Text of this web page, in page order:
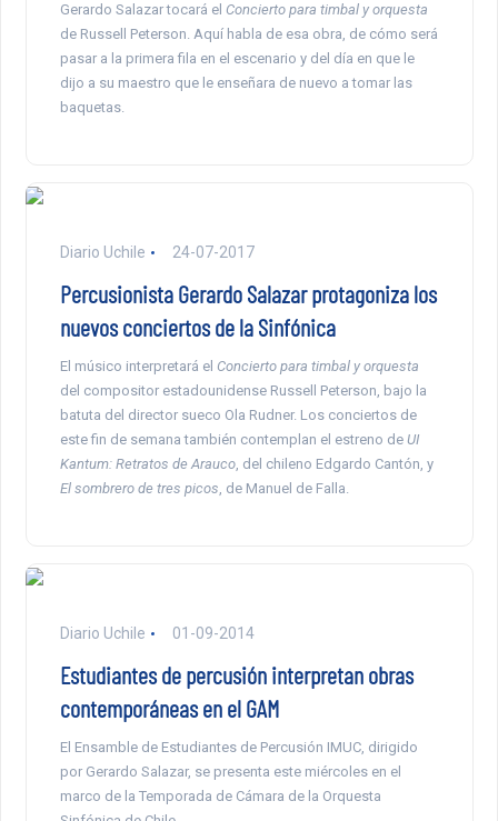
Gerardo Salazar tocará el Concierto para timbal y orquesta
de Russell Peterson. Aquí habla de esa obra, de cómo será
pasar a la primera fila en el escenario y del día en que le
dijo a su maestro que le enseñara de nuevo a tomar las
baquetas.
Diario Uchile 24-07-2017
Percusionista Gerardo Salazar protagoniza los
nuevos conciertos de la Sinfónica
El músico interpretará el Concierto para timbal y orquesta
del compositor estadounidense Russell Peterson, bajo la
batuta del director sueco Ola Rudner. Los conciertos de
este fin de semana también contemplan el estreno de UI
Kantum: Retratos de Arauco, del chileno Edgardo Cantón, y
El sombrero de tres picos, de Manuel de Falla.
Diario Uchile 01-09-2014
Estudiantes de percusión interpretan obras
contemporáneas en el GAM
El Ensamble de Estudiantes de Percusión IMUC, dirigido
por Gerardo Salazar, se presenta este miércoles en el
marco de la Temporada de Cámara de la Orquesta